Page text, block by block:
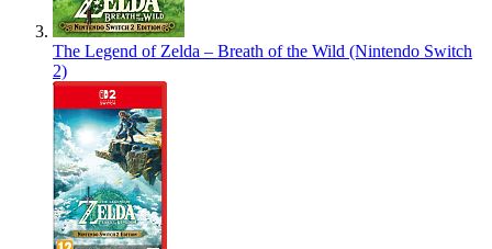
The Legend of Zelda – Breath of the Wild (Nintendo Switch
2)